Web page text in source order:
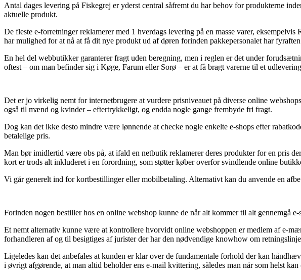
Antal dages levering på Fiskegrej er yderst central såfremt du har behov for produkterne
aktuelle produkt.
De fleste e-forretninger reklamerer med 1 hverdags levering på en masse varer,
har mulighed for at nå at få dit nye produkt ud af døren forinden pakkepersonalet har
En hel del webbutikker garanterer fragt uden beregning, men i reglen er det under
oftest – om man befinder sig i Køge, Farum eller Sorø – er at få bragt varerne til et
Det er jo virkelig nemt for internetbrugere at vurdere prisniveauet på diverse online
også til mænd og kvinder – eftertrykkeligt, og endda nogle gange frembyde fri fragt.
Dog kan det ikke desto mindre være lønnende at checke nogle enkelte e-shops efter
betalelige pris.
Man bør imidlertid være obs på, at ifald en netbutik reklamerer deres produkter for en pris
kort er trods alt inkluderet i en forordning, som støtter køber overfor svindlende online
Vi går generelt ind for kortbestillinger eller mobilbetaling. Alternativt kan du anvende en
Forinden nogen bestiller hos en online webshop kunne de når alt kommer til alt gennemgå
Et nemt alternativ kunne være at kontrollere hvorvidt online webshoppen er medlem af e-
forhandleren af og til besigtiges af jurister der har den nødvendige knowhow om
Ligeledes kan det anbefales at kunden er klar over de fundamentale forhold der kan
i øvrigt afgørende, at man altid beholder ens e-mail kvittering, således man når som helst